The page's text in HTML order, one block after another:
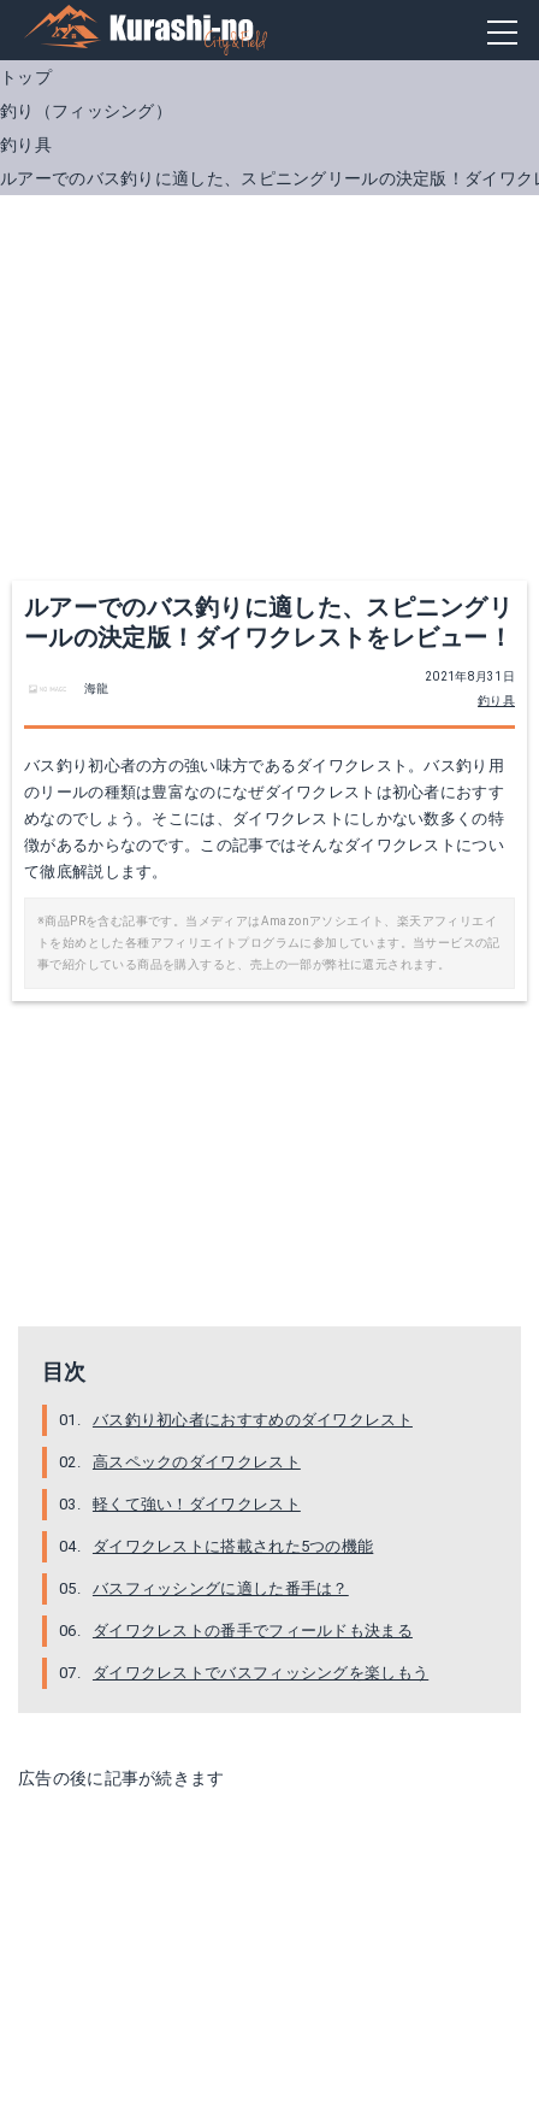
トップ
釣り（フィッシング）
釣り具
ルアーでのバス釣りに適した、スピニングリールの決定版！ダイワ
ルアーでのバス釣りに適した、スピニングリ
ールの決定版！ダイワクレストをレビュー！
2021年8月31日
釣り具
海龍
バス釣り初心者の方の強い味方であるダイワクレスト。バス釣り用
のリールの種類は豊富なのになぜダイワクレストは初心者におすす
めなのでしょう。そこには、ダイワクレストにしかない数多くの特
徴があるからなのです。この記事ではそんなダイワクレストについ
て徹底解説します。
※商品PRを含む記事です。当メディアはAmazonアソシエイト、楽天アフィリエイ
トを始めとした各種アフィリエイトプログラムに参加しています。当サービスの記
事で紹介している商品を購入すると、売上の一部が弊社に還元されます。
目次
バス釣り初心者におすすめのダイワクレスト
高スペックのダイワクレスト
軽くて強い！ダイワクレスト
ダイワクレストに搭載された5つの機能
バスフィッシングに適した番手は？
ダイワクレストの番手でフィールドも決まる
ダイワクレストでバスフィッシングを楽しもう
広告の後に記事が続きます